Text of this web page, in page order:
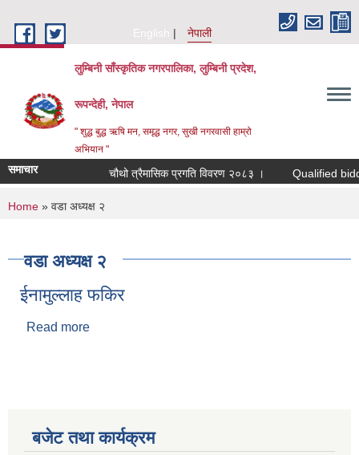
English
नेपाली
लुम्बिनी साँस्कृतिक नगरपालिका, लुम्बिनी प्रदेश,
रूपन्देही, नेपाल
" शुद्ध बुद्ध ऋषि मन, समृद्ध नगर, सुखी नगरवासी हाम्रो
अभियान "
समाचार चौथो त्रैमासिक प्रगति विवरण २०८३ । Qualified bidders
You are here
Home » वडा अध्यक्ष २
वडा अध्यक्ष २
ईनामुल्लाह फकिर
Read more
बजेट तथा कार्यक्रम